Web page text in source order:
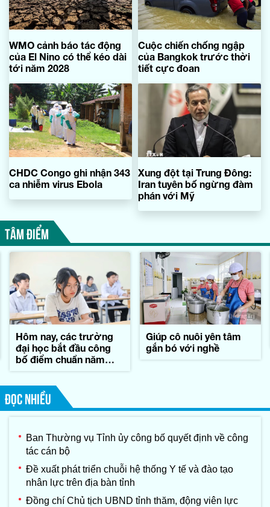
WMO cảnh báo tác động
của El Nino có thể kéo dài
tới năm 2028
Cuộc chiến chống ngập
của Bangkok trước thời
tiết cực đoan
CHDC Congo ghi nhận 343
ca nhiễm virus Ebola
Xung đột tại Trung Đông:
Iran tuyên bố ngừng đàm
phán với Mỹ
TÂM ĐIỂM
Hôm nay, các trường
đại học bắt đầu công
bố điểm chuẩn năm
Giúp cô nuôi yên tâm
gắn bó với nghề
ĐỌC NHIỀU
Ban Thường vụ Tỉnh ủy công bố quyết định về công
tác cán bộ
Đề xuất phát triển chuỗi hệ thống Y tế và đào tạo
nhân lực trên địa bàn tỉnh
Đồng chí Chủ tịch UBND tỉnh thăm, động viên lực